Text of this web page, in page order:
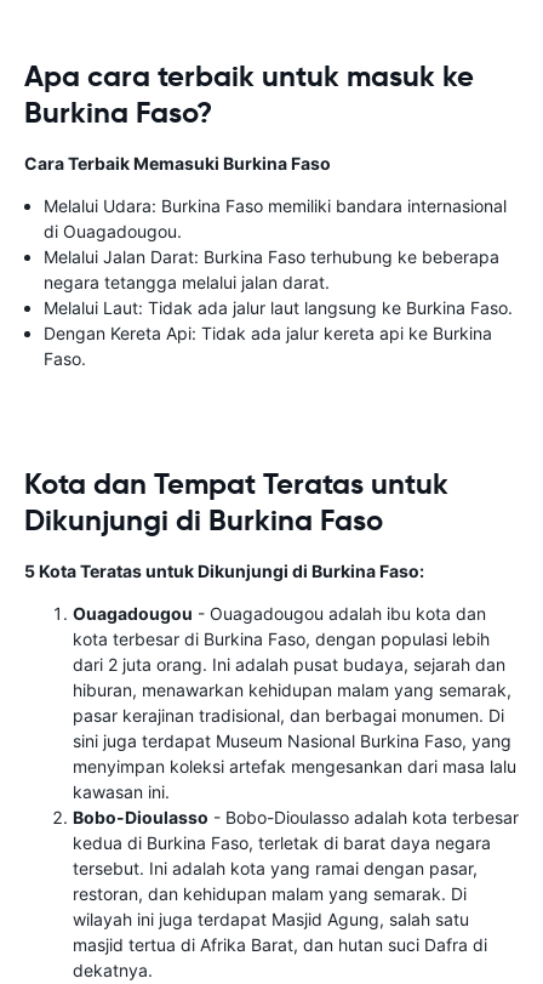
Apa cara terbaik untuk masuk ke
Burkina Faso?
Cara Terbaik Memasuki Burkina Faso
Melalui Udara: Burkina Faso memiliki bandara internasional
di Ouagadougou.
Melalui Jalan Darat: Burkina Faso terhubung ke beberapa
negara tetangga melalui jalan darat.
Melalui Laut: Tidak ada jalur laut langsung ke Burkina Faso.
Dengan Kereta Api: Tidak ada jalur kereta api ke Burkina
Faso.
Kota dan Tempat Teratas untuk
Dikunjungi di Burkina Faso
5 Kota Teratas untuk Dikunjungi di Burkina Faso:
Ouagadougou - Ouagadougou adalah ibu kota dan
kota terbesar di Burkina Faso, dengan populasi lebih
dari 2 juta orang. Ini adalah pusat budaya, sejarah dan
hiburan, menawarkan kehidupan malam yang semarak,
pasar kerajinan tradisional, dan berbagai monumen. Di
sini juga terdapat Museum Nasional Burkina Faso, yang
menyimpan koleksi artefak mengesankan dari masa lalu
kawasan ini.
Bobo-Dioulasso - Bobo-Dioulasso adalah kota terbesar
kedua di Burkina Faso, terletak di barat daya negara
tersebut. Ini adalah kota yang ramai dengan pasar,
restoran, dan kehidupan malam yang semarak. Di
wilayah ini juga terdapat Masjid Agung, salah satu
masjid tertua di Afrika Barat, dan hutan suci Dafra di
dekatnya.